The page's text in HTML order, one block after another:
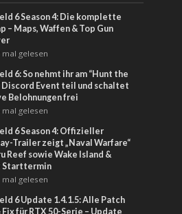
6 Season 4: Die komplette
– Maps, Waffen & Top Gun
mal gelesen
6: So nehmt ihr am “Hunt the
Discord Event teil und schaltet
Belohnungen frei
mal gelesen
6 Season 4: Offizieller
Trailer zeigt „Naval Warfare“
Reef sowie Wake Island &
Starttermin
mal gelesen
6 Update 1.4.1.5: Alle Patch
Fix für RTX 50-Serie – Update